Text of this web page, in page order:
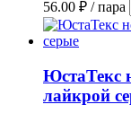
56.00 ₽ / пара
ЮстаТекс
лайкрой